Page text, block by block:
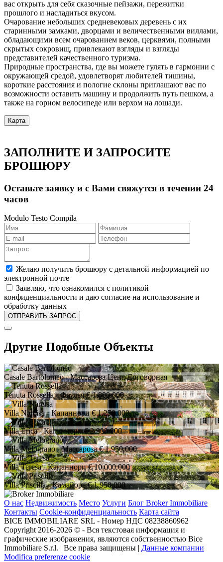
вас открыть для себя сказочные пейзажи, пережитки
прошлого и насладиться вкусом.
Очарование небольших средневековых деревень с их
старинными замками, дворцами и величественными виллами,
обладающими всем очарованием веков, церквями, полными
скрытых сокровищ, привлекают взгляды и взгляды
представителей качественного туризма.
Природные пространства, где вы можете гулять в гармонии с
окружающей средой, удовлетворят любителей тишины,
короткие расстояния и пологие склоны приглашают вас по
возможности оставить машину и продолжить путь пешком, а
также на горном велосипеде или верхом на лошади.
Карта
ЗАПОЛНИТЕ И ЗАПРОСИТЕ
БРОШЮРУ
Оставьте заявку и с Вами свяжутся в течении 24
часов
Modulo Testo Compila
Желаю получить брошюру с детальной информацией по
электронной почте
Заявляю, что ознакомился с политикой
конфиденциальности и даю согласие на использование и
обработку данных
Другие Подобные Объекты
Casale Bartolomeo- Массароза Цена Договорная
Tenuta Rossella- Фаулья € 1.800.000
Villa Narcisa- Капаннори € 1.250.000
Villa Erica- Капаннори € 2.900.000
Villa Melograno- Массароза € 1.950.000
Villa Teresa- Капаннори € 10.000.000
Villa Priscilla- Камайоре € 1.950.000
О нас Недвижимость Место Услуги Блог Broker Immobiliare
Контакты Cookie-конфиденциальность Карта сайта
BICE IMMOBILIARE SRL - Номер НДС 08238860962
Copyright 2016-2026 ©️ - Вся текстовая информация и
графические изображения, являются собственностью Bice
Immobiliare S.r.l. | Все права защищены | Данные компании
Modifica preferenze cookie